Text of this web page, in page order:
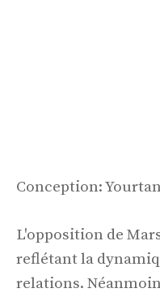
Conception:
L'opposition de
reflétant la
relations.